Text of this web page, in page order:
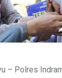
– Polres